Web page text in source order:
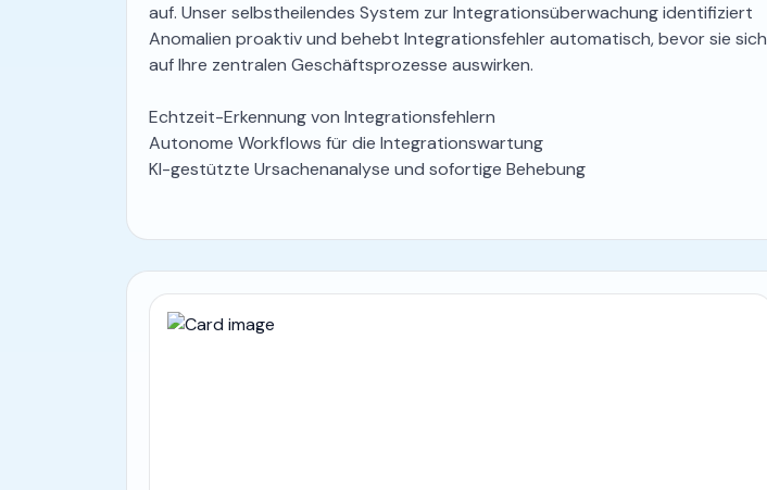
auf. Unser selbstheilendes System zur Integrationsüberwachung identifiziert
Anomalien proaktiv und behebt Integrationsfehler automatisch, bevor sie sich
auf Ihre zentralen Geschäftsprozesse auswirken.
Echtzeit-Erkennung von Integrationsfehlern
Autonome Workflows für die Integrationswartung
KI-gestützte Ursachenanalyse und sofortige Behebung